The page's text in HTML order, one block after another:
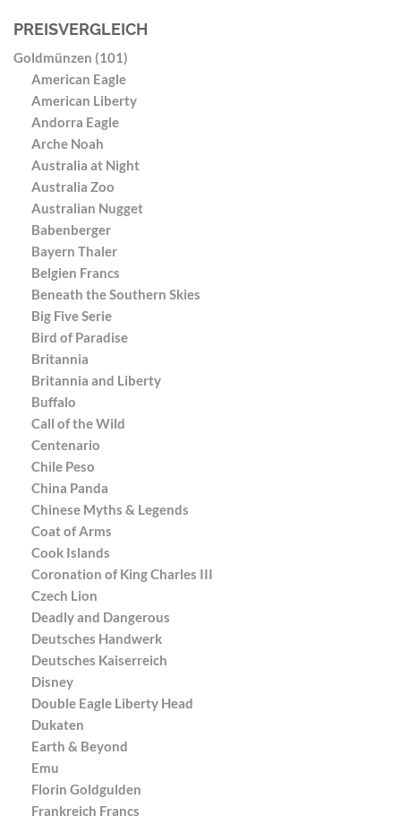
PREISVERGLEICH
Goldmünzen (101)
American Eagle
American Liberty
Andorra Eagle
Arche Noah
Australia at Night
Australia Zoo
Australian Nugget
Babenberger
Bayern Thaler
Belgien Francs
Beneath the Southern Skies
Big Five Serie
Bird of Paradise
Britannia
Britannia and Liberty
Buffalo
Call of the Wild
Centenario
Chile Peso
China Panda
Chinese Myths & Legends
Coat of Arms
Cook Islands
Coronation of King Charles III
Czech Lion
Deadly and Dangerous
Deutsches Handwerk
Deutsches Kaiserreich
Disney
Double Eagle Liberty Head
Dukaten
Earth & Beyond
Emu
Florin Goldgulden
Frankreich Francs